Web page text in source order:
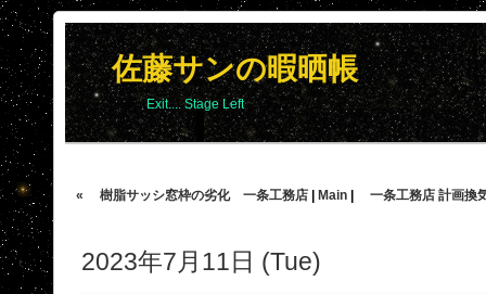
佐藤サンの暇晒帳
Exit.... Stage Left
« 樹脂サッシ窓枠の劣化 一条工務店 Main 一条工務店 計画換
2023年7月11日 (Tue)